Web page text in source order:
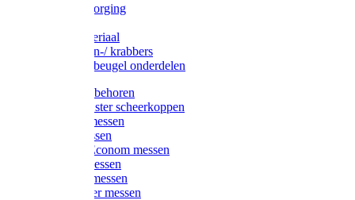
Klauwverzorging
Injectiemateriaal
Hoefmessen-/ krabbers
Hoefbekapbeugel onderdelen
Messen toebehoren
Moser & Oster scheerkoppen
Hauptner messen
Liscop messen
Aesculap/Econom messen
Heiniger messen
Constanta messen
FarmClipper messen